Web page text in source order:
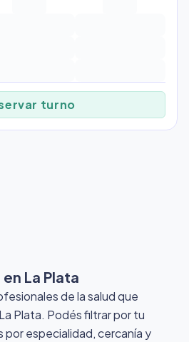
turno
en La Plata
de la salud que
Plata. Podés filtrar por tu
especialidad, cercanía y